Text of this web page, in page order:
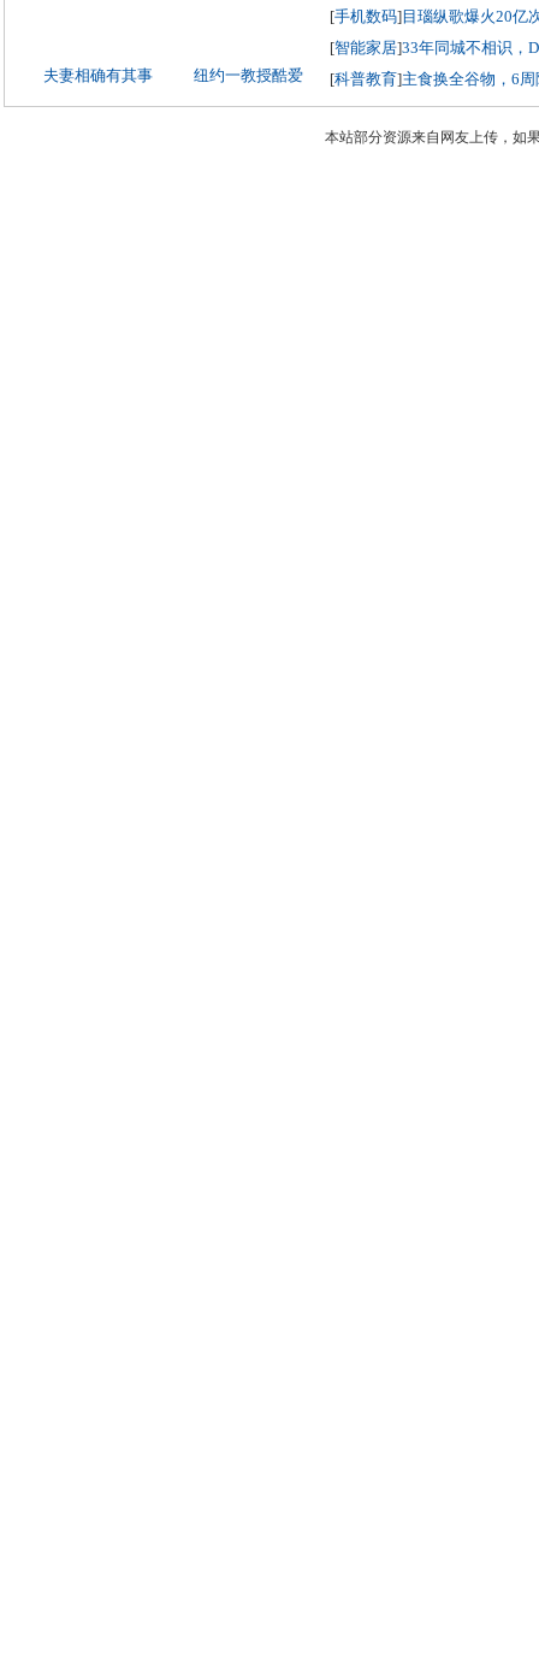
夫妻相确有其事 纽约一教授酷爱
[手机数码]目瑙纵歌爆火20亿
[智能家居]33年同城不相识，
[科普教育]主食换全谷物，6
本站部分资源来自网友上传，如